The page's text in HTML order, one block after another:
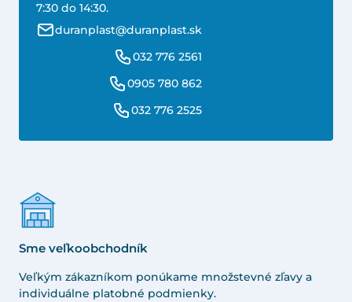
7:30 do 14:30.
duranplast@duranplast.sk
032 776 2561
0905 780 862
032 776 2525
Sme veľkoobchodník
Veľkým zákazníkom ponúkame množstevné zľavy a
individuálne platobné podmienky.